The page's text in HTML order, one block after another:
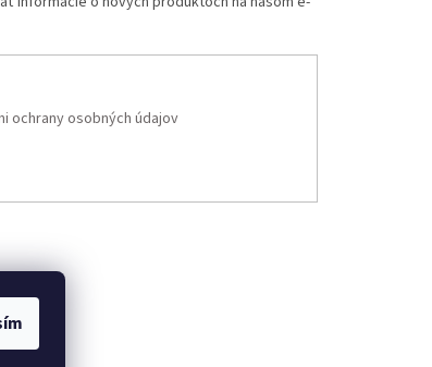
ochrany osobných údajov